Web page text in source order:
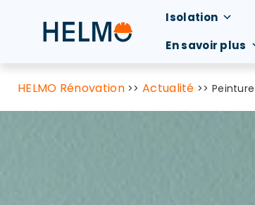
Isolation
En savoir plus
HELMO Rénovation>>Actualité >>